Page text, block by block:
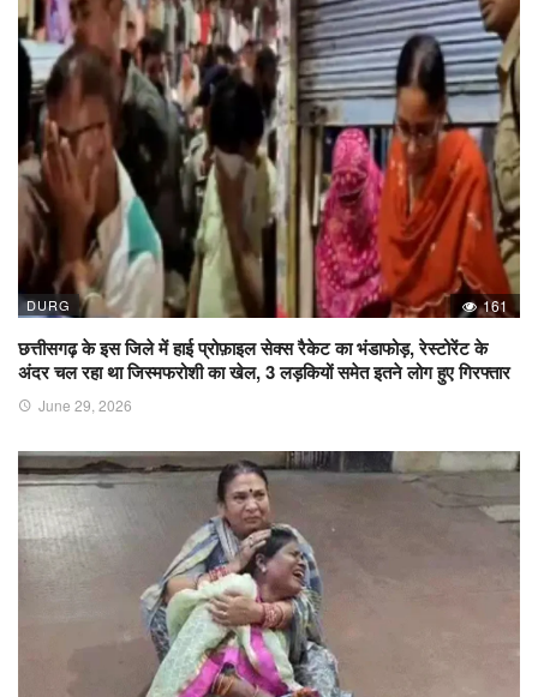
DURG 161
छत्तीसगढ़ के इस जिले में हाई प्रोफ़ाइल सेक्स रैकेट का भंडाफोड़, रेस्टोरेंट के
अंदर चल रहा था जिस्मफरोशी का खेल, 3 लड़कियों समेत इतने लोग हुए गिरफ्तार
June 29, 2026